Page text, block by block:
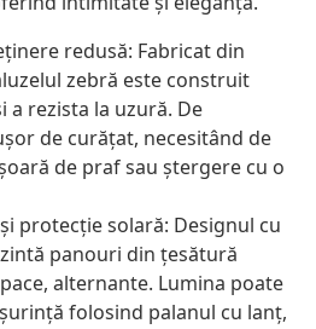
redusă: Fabricat din
zebră este construit
a rezista la uzură. De
de curățat, necesitând de
de praf sau ștergere cu o
protecție solară: Designul cu
panouri din țesătură
alternante. Lumina poate
folosind palanul cu lanț,